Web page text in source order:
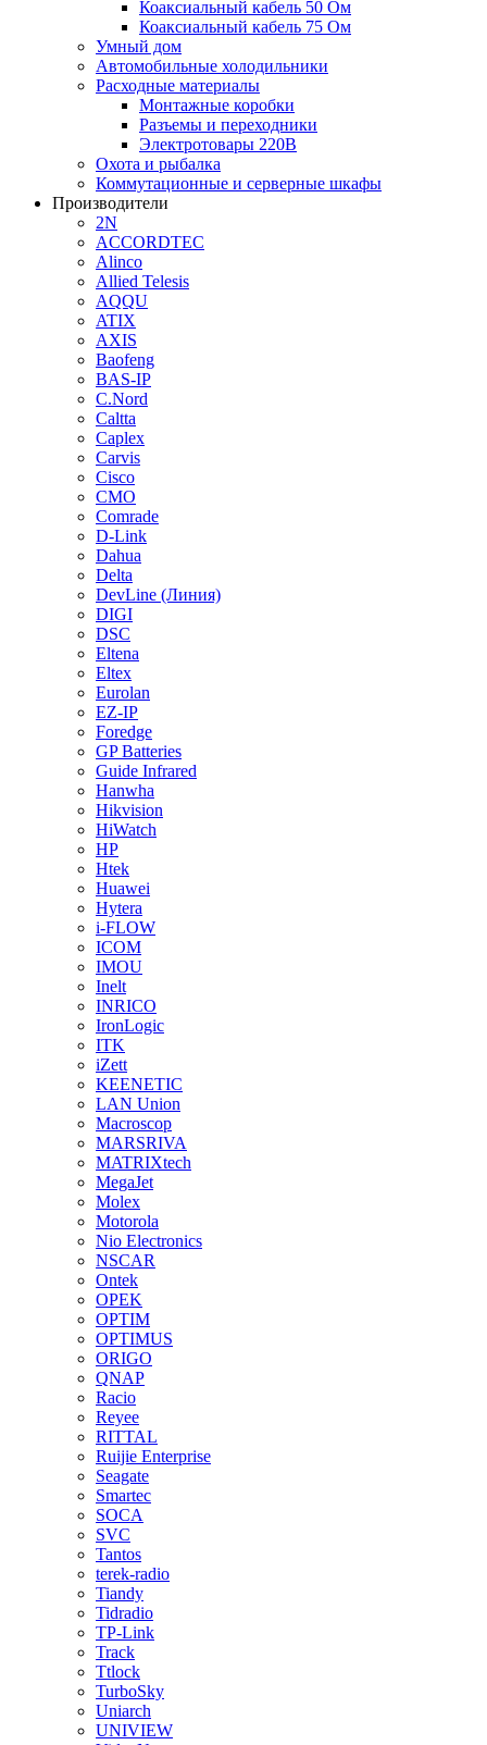
Коаксиальный кабель 50 Ом
Коаксиальный кабель 75 Ом
Умный дом
Автомобильные холодильники
Расходные материалы
Монтажные коробки
Разъемы и переходники
Электротовары 220В
Охота и рыбалка
Коммутационные и серверные шкафы
Производители
2N
ACCORDTEC
Alinco
Allied Telesis
AQQU
ATIX
AXIS
Baofeng
BAS-IP
C.Nord
Caltta
Caplex
Carvis
Cisco
CMO
Comrade
D-Link
Dahua
Delta
DevLine (Линия)
DIGI
DSC
Eltena
Eltex
Eurolan
EZ-IP
Foredge
GP Batteries
Guide Infrared
Hanwha
Hikvision
HiWatch
HP
Htek
Huawei
Hytera
i-FLOW
ICOM
IMOU
Inelt
INRICO
IronLogic
ITK
iZett
KEENETIC
LAN Union
Macroscop
MARSRIVA
MATRIXtech
MegaJet
Molex
Motorola
Nio Electronics
NSCAR
Ontek
OPEK
OPTIM
OPTIMUS
ORIGO
QNAP
Racio
Reyee
RITTAL
Ruijie Enterprise
Seagate
Smartec
SOCA
SVC
Tantos
terek-radio
Tiandy
Tidradio
TP-Link
Track
Ttlock
TurboSky
Uniarch
UNIVIEW